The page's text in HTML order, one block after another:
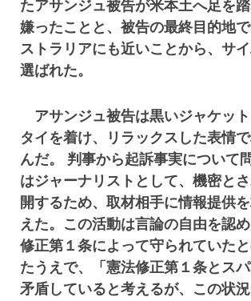
たアサンジュ被告が米本土へ足を
嫌ったことと、被告の最終目的地
ストラリアにも近いことから、サ
選ばれた。
アサンジュ被告は黒いジャケッ
タイを着け、リラックスした表情
んだ。 判事から起訴事実について
はジャーナリストとして、機密と
開するため、取材相手に情報提供
えた。この活動は言論の自由を認
修正第１条によって守られていた
たうえで、「憲法修正第１条とス
矛盾していると考えるが、この状